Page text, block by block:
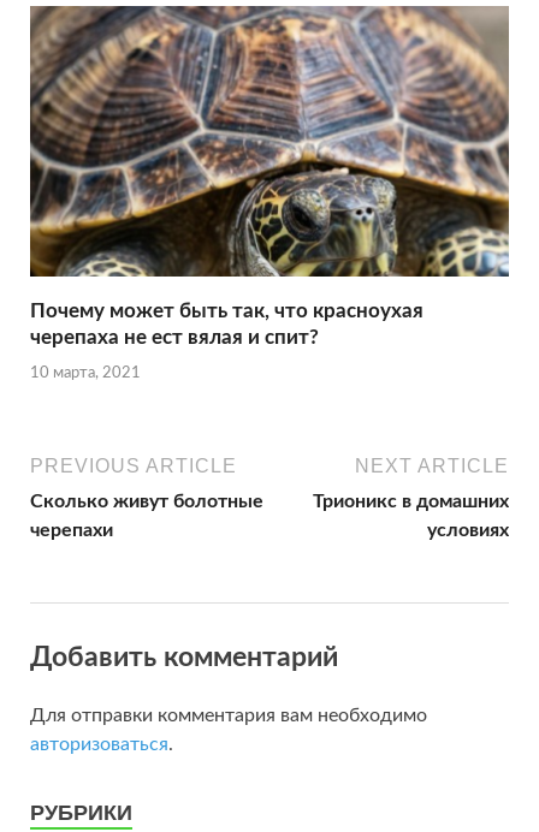
Почему может быть так, что красноухая
черепаха не ест вялая и спит?
10 марта, 2021
PREVIOUS ARTICLE
Сколько живут болотные
черепахи
NEXT ARTICLE
Трионикс в домашних
условиях
Добавить комментарий
Для отправки комментария вам необходимо
авторизоваться.
РУБРИКИ